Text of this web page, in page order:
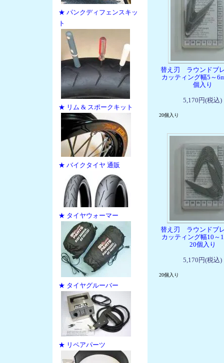
★ パンクディフェンスキッ
ト
★ リム & スポークキット
★ バイクタイヤ 通販
★ タイヤウォーマー
★ タイヤグルーバー
★ リペアパーツ
替え刃 ラウンドブ
カッティング幅5～
個入り
5,170円(税込)
20個入り
替え刃 ラウンドブ
カッティング幅10
20個入り
5,170円(税込)
20個入り